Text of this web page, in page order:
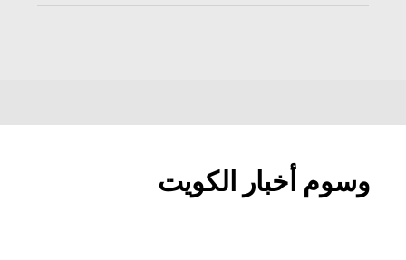
وسوم أخبار الكويت